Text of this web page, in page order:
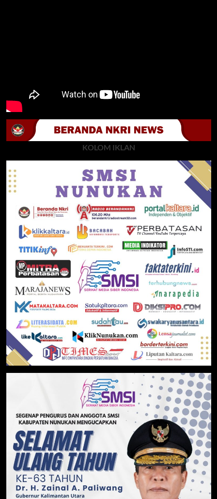
KOLOM IKLAN